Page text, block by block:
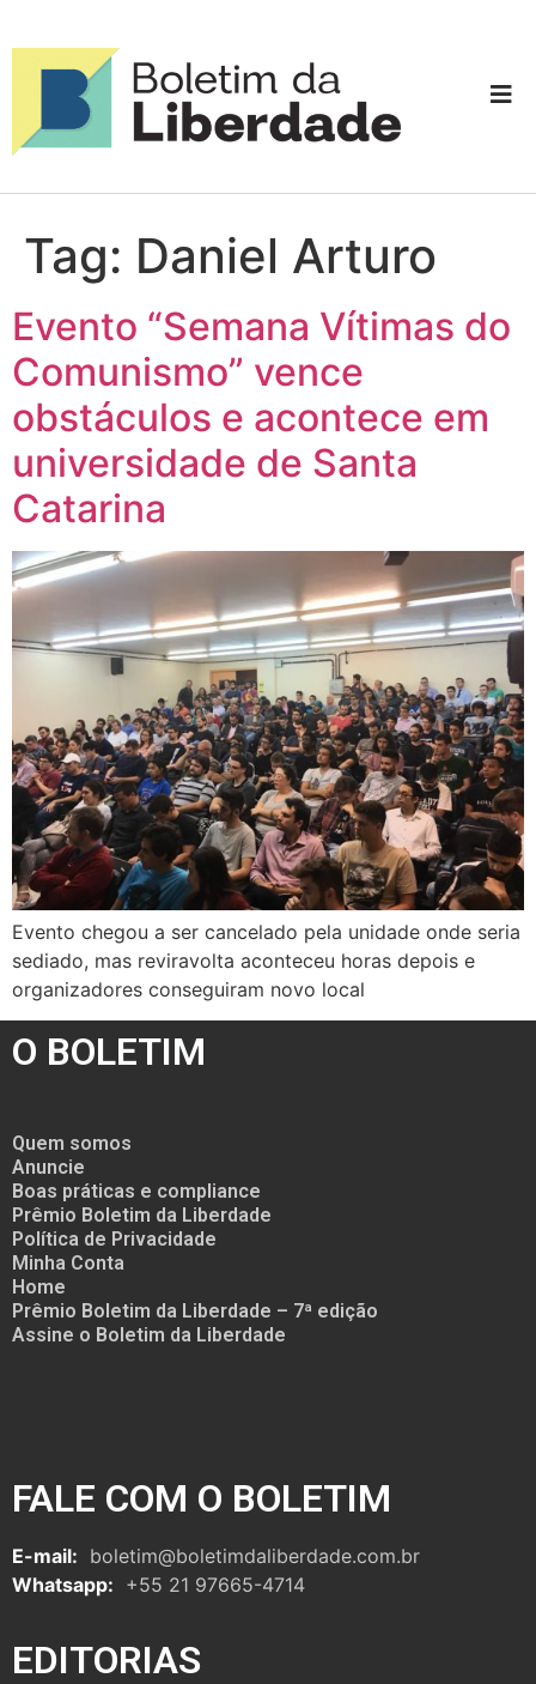
Tag: Daniel Arturo
Evento “Semana Vítimas do
Comunismo” vence
obstáculos e acontece em
universidade de Santa
Catarina
Evento chegou a ser cancelado pela unidade onde seria
sediado, mas reviravolta aconteceu horas depois e
organizadores conseguiram novo local
O BOLETIM
Quem somos
Anuncie
Boas práticas e compliance
Prêmio Boletim da Liberdade
Política de Privacidade
Minha Conta
Home
Prêmio Boletim da Liberdade – 7ª edição
Assine o Boletim da Liberdade
FALE COM O BOLETIM
E-mail: boletim@boletimdaliberdade.com.br
Whatsapp: +55 21 97665-4714
EDITORIAS